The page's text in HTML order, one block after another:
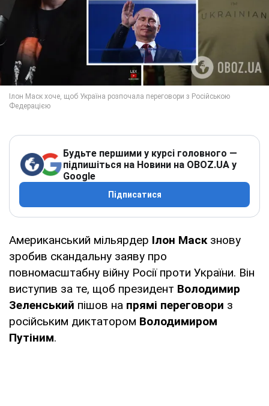
Будьте першими у курсі головного —
підпишіться на Новини на OBOZ.UA у
Google
Підписатися
Американський мільярдер Ілон Маскзнову
зробив скандальну заяву про
повномасштабну війну Росії проти України. Він
виступив за те, щоб президент Володимир
Зеленський пішов на прямі переговори з
російським диктатором Володимиром
Путіним.